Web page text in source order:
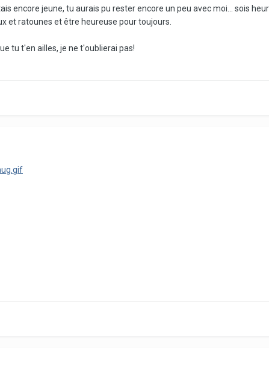
encore jeune, tu aurais pu rester encore un peu avec moi... sois
et ratounes et être heureuse pour toujours.
tu t'en ailles, je ne t'oublierai pas!